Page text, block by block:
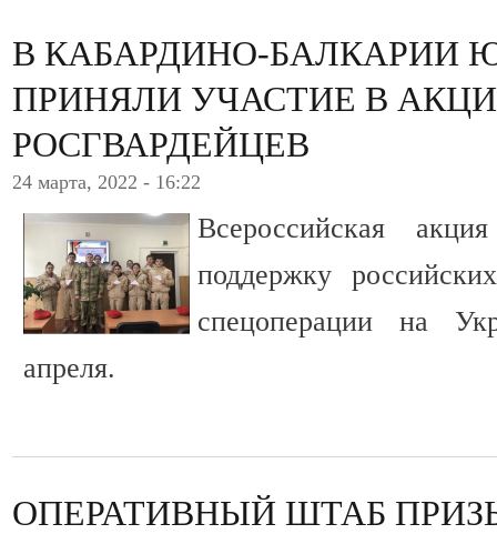
В КАБАРДИНО-БАЛКАРИИ
ПРИНЯЛИ УЧАСТИЕ В
РОСГВАРДЕЙЦЕВ
24 марта, 2022 - 16:22
Всероссийская
поддержку
спецоперации на
апреля.
ОПЕРАТИВНЫЙ ШТАБ